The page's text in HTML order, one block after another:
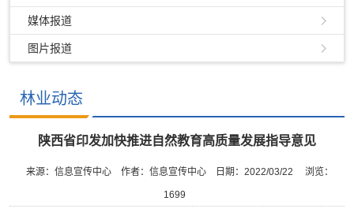
媒体报道
图片报道
林业动态
陕西省印发加快推进自然教育高质量发展指导意见
来源：信息宣传中心 作者：信息宣传中心 日期：2022/03/22 浏览：
1699